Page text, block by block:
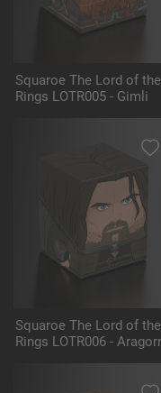
Squaroe The Lord of the
Rings LOTR005 - Gimli
Squaroe The Lord of the
Rings LOTR006 -